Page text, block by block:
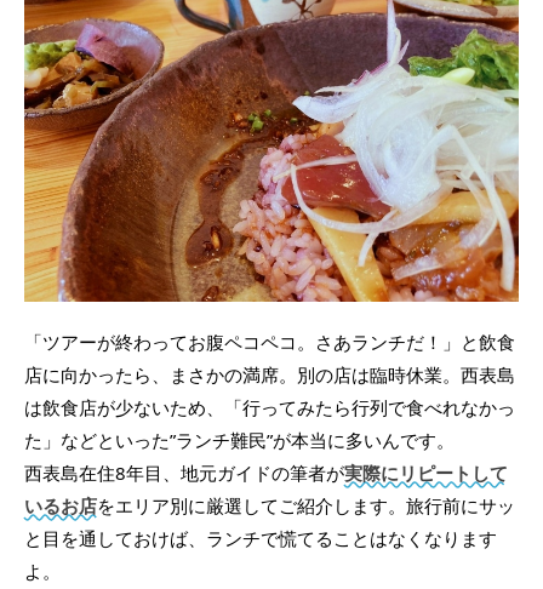
「ツアーが終わってお腹ペコペコ。さあランチだ！」と飲食
店に向かったら、まさかの満席。別の店は臨時休業。西表島
は飲食店が少ないため、「行ってみたら行列で食べれなかっ
た」などといった”ランチ難民”が本当に多いんです。
西表島在住8年目、地元ガイドの筆者が実際にリピートして
いるお店をエリア別に厳選してご紹介します。旅行前にサッ
と目を通しておけば、ランチで慌てることはなくなります
よ。